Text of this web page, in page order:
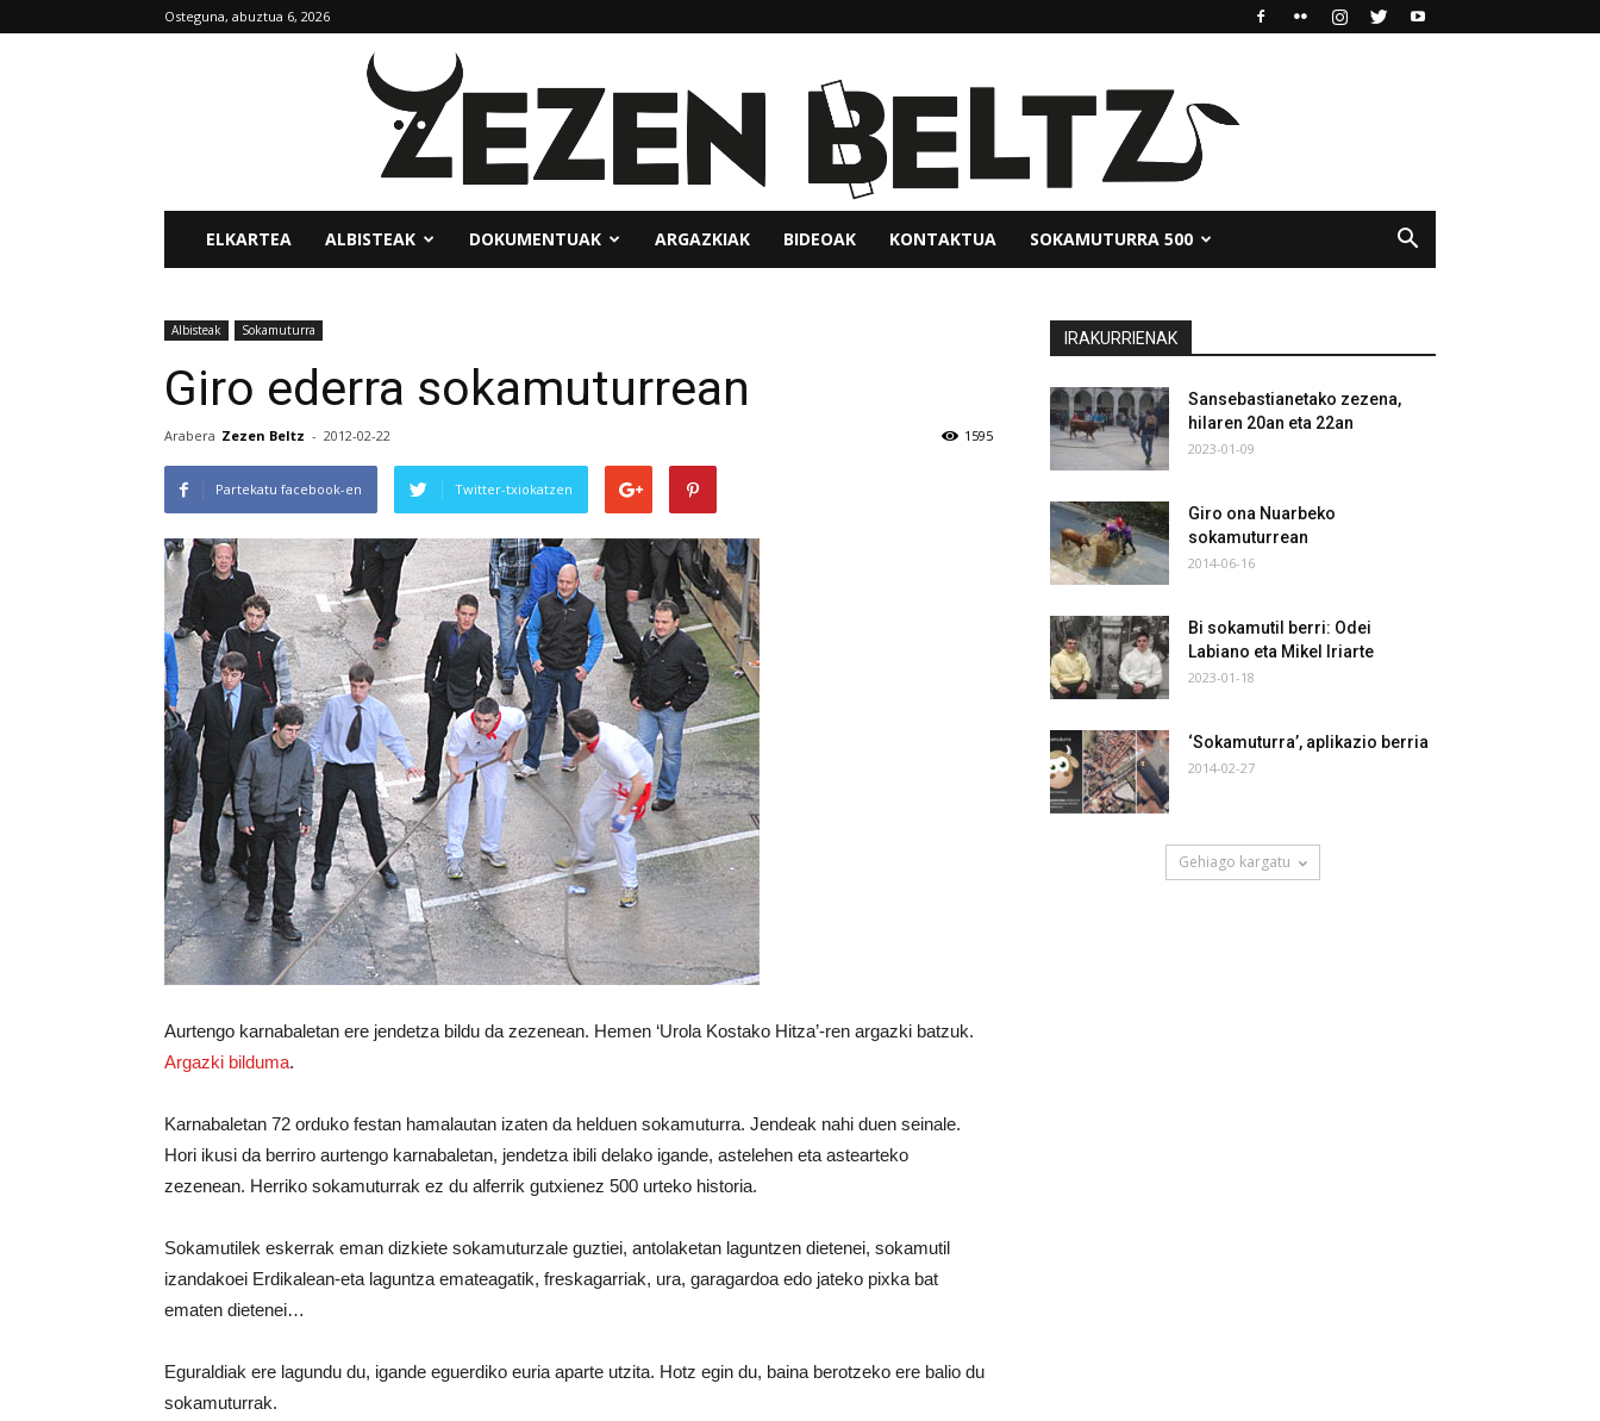
Osteguna, abuztua 6, 2026
ELKARTEA ALBISTEAK DOKUMENTUAK ARGAZKIAK BIDEOAK KONTAKTUA SOKAMUTURRA 500
Albisteak Sokamuturra
Giro ederra sokamuturrean
Arabera Zezen Beltz - 2012-02-22 1595
Partekatu facebook-en Twitter-txiokatzen
Aurtengo karnabaletan ere jendetza bildu da zezenean. Hemen ‘Urola Kostako Hitza’-ren argazki batzuk.
Argazki bilduma.
Karnabaletan 72 orduko festan hamalautan izaten da helduen sokamuturra. Jendeak nahi duen seinale.
Hori ikusi da berriro aurtengo karnabaletan, jendetza ibili delako igande, astelehen eta astearteko
zezenean. Herriko sokamuturrak ez du alferrik gutxienez 500 urteko historia.
Sokamutilek eskerrak eman dizkiete sokamuturzale guztiei, antolaketan laguntzen dietenei, sokamutil
izandakoei Erdikalean-eta laguntza emateagatik, freskagarriak, ura, garagardoa edo jateko pixka bat
ematen dietenei…
Eguraldiak ere lagundu du, igande eguerdiko euria aparte utzita. Hotz egin du, baina berotzeko ere balio du
sokamuturrak.
IRAKURRIENAK
Sansebastianetako zezena,
hilaren 20an eta 22an
2023-01-09
Giro ona Nuarbeko
sokamuturrean
2014-06-16
Bi sokamutil berri: Odei
Labiano eta Mikel Iriarte
2023-01-18
‘Sokamuturra’, aplikazio berria
2014-02-27
Gehiago kargatu